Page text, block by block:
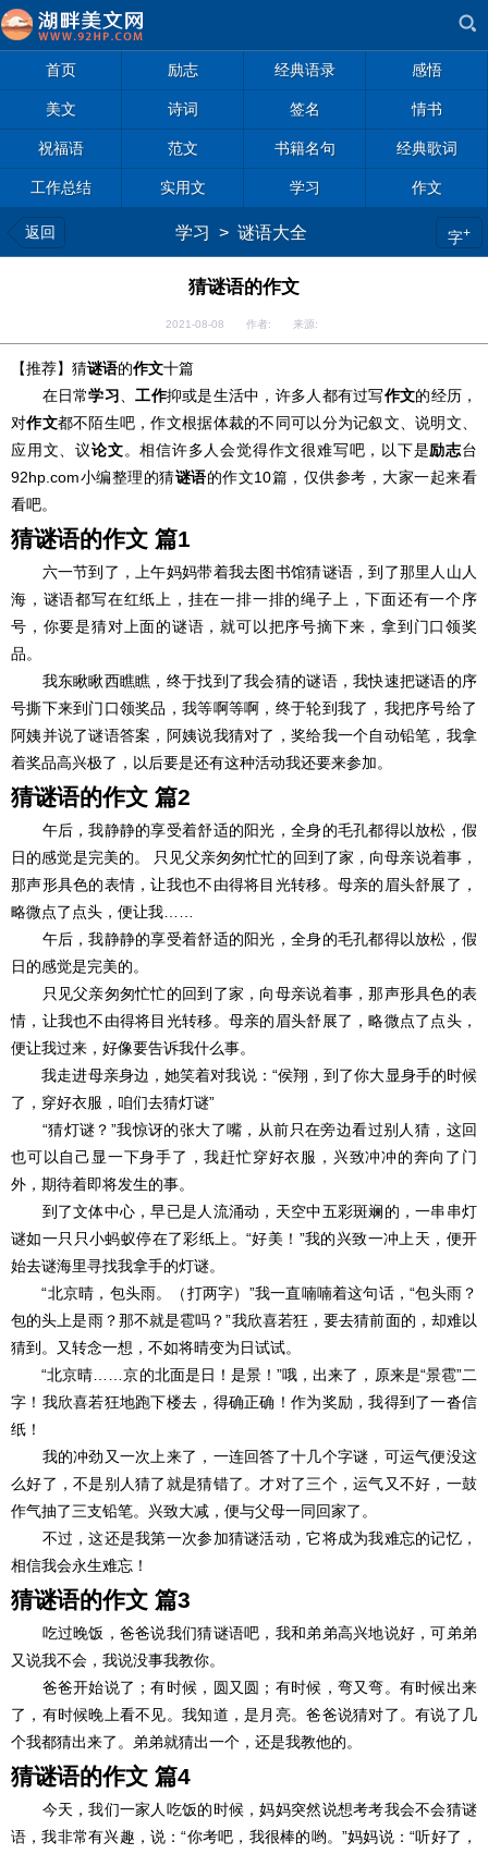
首页 励志 经典语录 感悟
美文 诗词 签名 情书
祝福语 范文 书籍名句 经典歌词
工作总结 实用文 学习 作文
返回 学习 > 谜语大全 字+
猜谜语的作文
2021-08-08 作者: 来源:
【推荐】猜谜语的作文十篇
在日常学习 、工作抑或是生活中，许多人都有过写作文的经历，
对作文都不陌生吧，作文根据体裁的不同可以分为记叙文、说明文、
应用文、议论文。相信许多人会觉得作文很难写吧，以下是励志台
92hp.com小编整理的猜谜语的作文10篇，仅供参考，大家一起来看
看吧。
猜谜语的作文 篇1
六一节到了，上午妈妈带着我去图书馆猜谜语，到了那里人山人
海，谜语都写在红纸上，挂在一排一排的绳子上，下面还有一个序
号，你要是猜对上面的谜语，就可以把序号摘下来，拿到门口领奖
品。
我东瞅瞅西瞧瞧，终于找到了我会猜的谜语，我快速把谜语的序
号撕下来到门口领奖品，我等啊等啊，终于轮到我了，我把序号给了
阿姨并说了谜语答案，阿姨说我猜对了，奖给我一个自动铅笔，我拿
着奖品高兴极了，以后要是还有这种活动我还要来参加。
猜谜语的作文 篇2
午后，我静静的享受着舒适的阳光，全身的毛孔都得以放松，假
日的感觉是完美的。 只见父亲匆匆忙忙的回到了家，向母亲说着事，
那声形具色的表情，让我也不由得将目光转移。母亲的眉头舒展了，
略微点了点头，便让我……
午后，我静静的享受着舒适的阳光，全身的毛孔都得以放松，假
日的感觉是完美的。
只见父亲匆匆忙忙的回到了家，向母亲说着事，那声形具色的表
情，让我也不由得将目光转移。母亲的眉头舒展了，略微点了点头，
便让我过来，好像要告诉我什么事。
我走进母亲身边，她笑着对我说：“侯翔，到了你大显身手的时候
了，穿好衣服，咱们去猜灯谜”
“猜灯谜？”我惊讶的张大了嘴，从前只在旁边看过别人猜，这回
也可以自己显一下身手了，我赶忙穿好衣服，兴致冲冲的奔向了门
外，期待着即将发生的事。
到了文体中心，早已是人流涌动，天空中五彩斑斓的，一串串灯
谜如一只只小蚂蚁停在了彩纸上。“好美！”我的兴致一冲上天，便开
始去谜海里寻找我拿手的灯谜。
“北京晴，包头雨。（打两字）”我一直喃喃着这句话，“包头雨？
包的头上是雨？那不就是雹吗？”我欣喜若狂，要去猜前面的，却难以
猜到。又转念一想，不如将晴变为日试试。
“北京晴……京的北面是日！是景！”哦，出来了，原来是“景雹”二
字！我欣喜若狂地跑下楼去，得确正确！作为奖励，我得到了一沓信
纸！
我的冲劲又一次上来了，一连回答了十几个字谜，可运气便没这
么好了，不是别人猜了就是猜错了。才对了三个，运气又不好，一鼓
作气抽了三支铅笔。兴致大减，便与父母一同回家了。
不过，这还是我第一次参加猜谜活动，它将成为我难忘的记忆，
相信我会永生难忘！
猜谜语的作文 篇3
吃过晚饭，爸爸说我们猜谜语吧，我和弟弟高兴地说好，可弟弟
又说我不会，我说没事我教你。
爸爸开始说了；有时候，圆又圆；有时候，弯又弯。有时候出来
了，有时候晚上看不见。我知道，是月亮。爸爸说猜对了。有说了几
个我都猜出来了。弟弟就猜出一个，还是我教他的。
猜谜语的作文 篇4
今天，我们一家人吃饭的时候，妈妈突然说想考考我会不会猜谜
语，我非常有兴趣，说：“你考吧，我很棒的哟。”妈妈说：“听好了，